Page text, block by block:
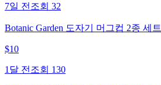
7일 전 조회 32
Botanic Garden 도자기 머그컵 2종 세트
$10
1달 전 조회 130